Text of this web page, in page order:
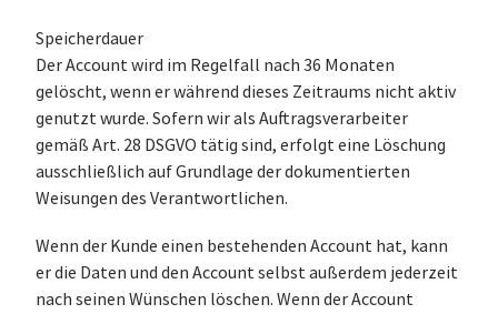
Speicherdauer
Der Account wird im Regelfall nach 36 Monaten
gelöscht, wenn er während dieses Zeitraums nicht aktiv
genutzt wurde. Sofern wir als Auftragsverarbeiter
gemäß Art. 28 DSGVO tätig sind, erfolgt eine Löschung
ausschließlich auf Grundlage der dokumentierten
Weisungen des Verantwortlichen.
Wenn der Kunde einen bestehenden Account hat, kann
er die Daten und den Account selbst außerdem jederzeit
nach seinen Wünschen löschen. Wenn der Account